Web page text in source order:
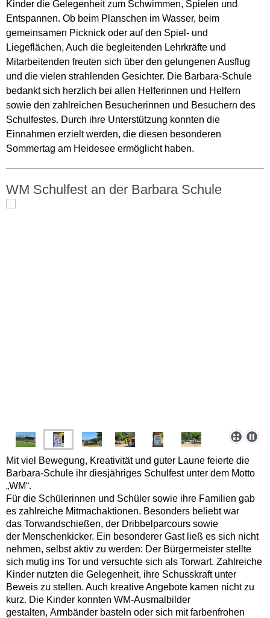
Kinder die Gelegenheit zum Schwimmen, Spielen und
Entspannen. Ob beim Planschen im Wasser, beim
gemeinsamen Picknick oder auf den Spiel- und
Liegeflächen, Auch die begleitenden Lehrkräfte und
Mitarbeitenden freuten sich über den gelungenen Ausflug
und die vielen strahlenden Gesichter. Die Barbara-Schule
bedankt sich herzlich bei allen Helferinnen und Helfern
sowie den zahlreichen Besucherinnen und Besuchern des
Schulfestes. Durch ihre Unterstützung konnten die
Einnahmen erzielt werden, die diesen besonderen
Sommertag am Heidesee ermöglicht haben.
WM Schulfest an der Barbara Schule
Mit viel Bewegung, Kreativität und guter Laune feierte die
Barbara-Schule ihr diesjähriges Schulfest unter dem Motto
„WM“.
Für die Schülerinnen und Schüler sowie ihre Familien gab
es zahlreiche Mitmachaktionen. Besonders beliebt war
das Torwandschießen, der Dribbelparcours sowie
der Menschenkicker. Ein besonderer Gast ließ es sich nicht
nehmen, selbst aktiv zu werden: Der Bürgermeister stellte
sich mutig ins Tor und versuchte sich als Torwart. Zahlreiche
Kinder nutzten die Gelegenheit, ihre Schusskraft unter
Beweis zu stellen. Auch kreative Angebote kamen nicht zu
kurz. Die Kinder konnten WM-Ausmalbilder
gestalten, Armbänder basteln oder sich mitfarbenfrohen